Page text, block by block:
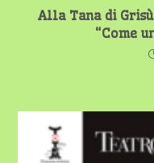
Alla Tana di
“Come